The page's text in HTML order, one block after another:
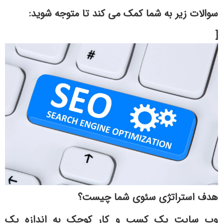
سوالات زیر به شما کمک می کند تا متوجه شوید:
[
هدف استراتژی سئوی شما چیست؟
وب سایت یک کسب و کار کوچک به اندازه یک